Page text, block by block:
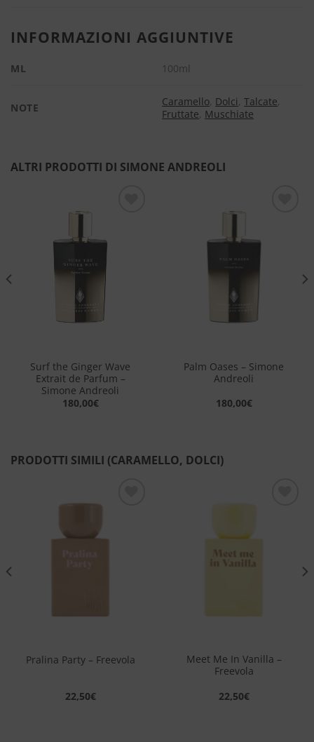
INFORMAZIONI AGGIUNTIVE
ML 100ml
NOTE Caramello, Dolci,Talcate,
Fruttate, Muschiate
ALTRI PRODOTTI DI SIMONE ANDREOLI
alla lista
Surf the Ginger Wave
Extrait de Parfum –
Simone Andreoli
180,00€
alla lista
Palm Oases – Simone
Andreoli
180,00€
PRODOTTI SIMILI (CARAMELLO, DOLCI)
Pralina Party – Freevola
22,50€
Meet Me In Vanilla –
Freevola
22,50€